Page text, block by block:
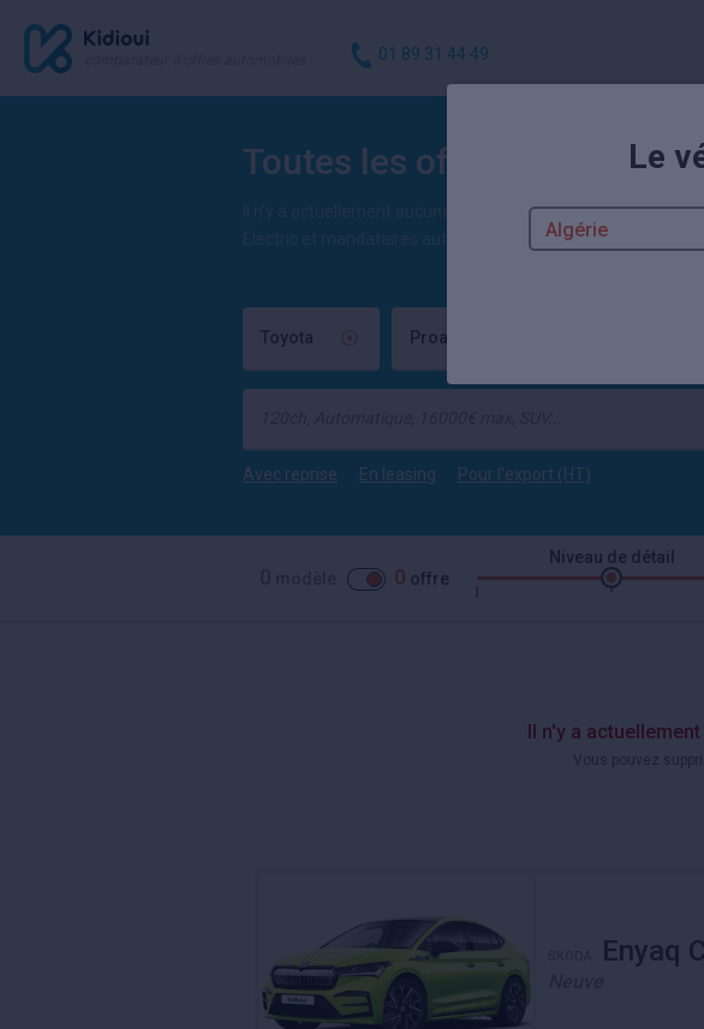
01 89 31 44 49
Le
Toutes les offres et prix
Il n'y a actuellement aucune offre en ligne de Proace City
Toyota Proace City Verso Electric
Avec reprise En leasing Pour l'export (HT)
0 offre
Niveau de détail
Il n'y a
Vous pouvez
Enyaq